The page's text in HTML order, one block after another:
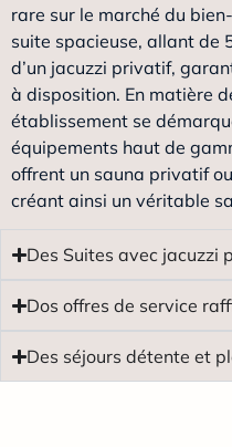
rare sur le marché du
suite spacieuse, allant de
d’un jacuzzi privatif,
à disposition. En matière
établissement se
équipements haut de
offrent un sauna privatif
créant ainsi un véritable
Des Suites avec jacuzzi
Dos offres de service
Des séjours détente et